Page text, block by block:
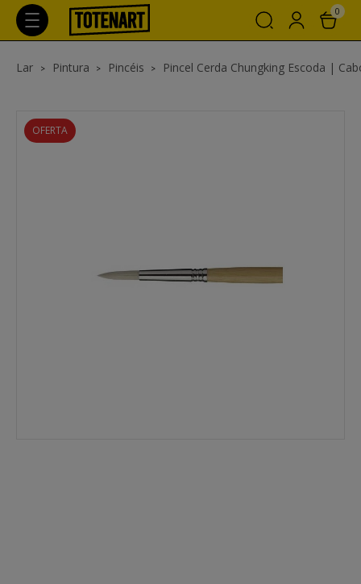
0
Lar Pintura Pincéis Pincel Cerda Chungking Escoda |
OFERTA